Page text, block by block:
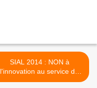
SIAL 2014 : NON à
l'innovation au service de
l'apartheid ! >